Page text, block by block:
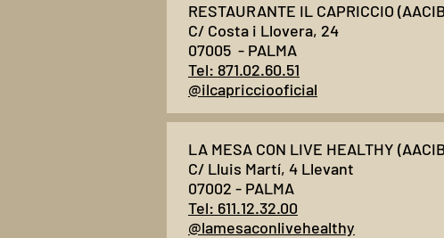
RESTAURANTE IL CAPRICCIO
C/ Costa i Llovera, 24
07005 - PALMA
Tel: 871.02.60.51
@ilcapricciooficial
LA MESA CON LIVE HEALTHY
C/ Lluis Martí, 4 Llevant
07002 - PALMA
Tel: 611.12.32.00
@lamesaconlivehealthy